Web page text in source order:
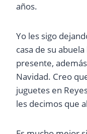
años.
Yo les sigo
casa de su
presente,
Navidad. Creo
juguetes en
les decimos que